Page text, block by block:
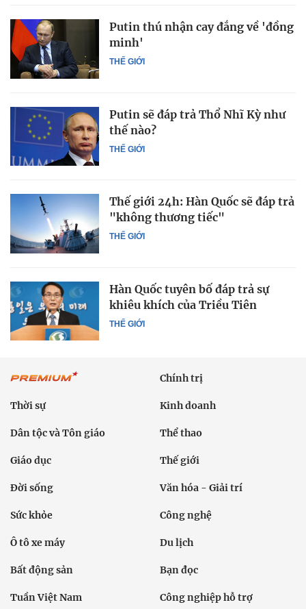
THẾ GIỚI
Putin thú nhận cay đắng về 'đồng
minh'
THẾ GIỚI
Putin sẽ đáp trả Thổ Nhĩ Kỳ như
thế nào?
THẾ GIỚI
Thế giới 24h: Hàn Quốc sẽ đáp trả
"không thương tiếc"
THẾ GIỚI
Hàn Quốc tuyên bố đáp trả sự
khiêu khích của Triều Tiên
Chính trị
Thời sự Kinh doanh
Dân tộc và Tôn giáo Thể thao
Giáo dục Thế giới
Đời sống Văn hóa - Giải trí
Sức khỏe Công nghệ
Ô tô xe máy Du lịch
Bất động sản Bạn đọc
Tuần Việt Nam Công nghiệp hỗ trợ